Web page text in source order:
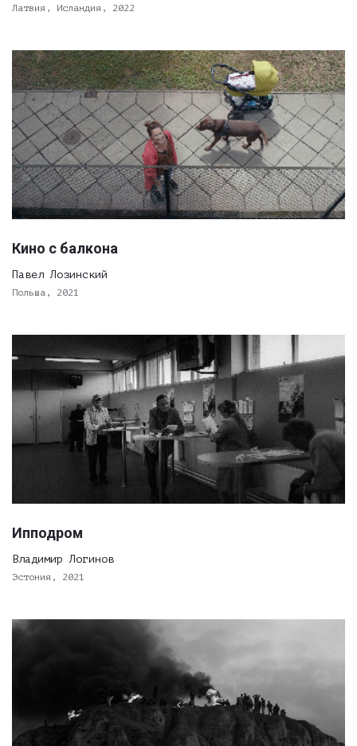
Латвия, Исландия, 2022
Кино с балкона
Павел Лозинский
Польша, 2021
Ипподром
Владимир Логинов
Эстония, 2021